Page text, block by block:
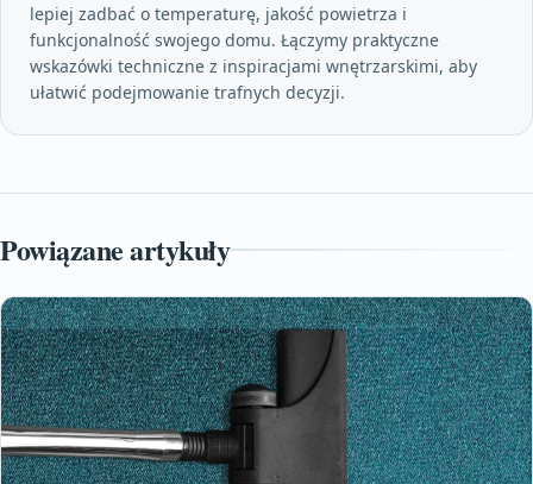
lepiej zadbać o temperaturę, jakość powietrza i
funkcjonalność swojego domu. Łączymy praktyczne
wskazówki techniczne z inspiracjami wnętrzarskimi, aby
ułatwić podejmowanie trafnych decyzji.
Powiązane artykuły